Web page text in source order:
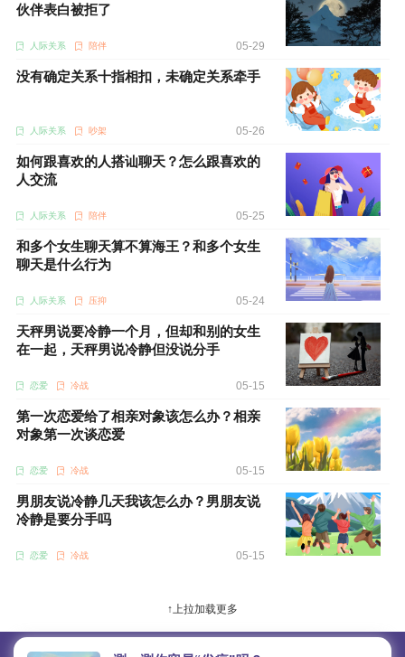
伙伴表白被拒了
人际关系 陪伴 05-29
没有确定关系十指相扣，未确定关系牵手
人际关系 吵架 05-26
如何跟喜欢的人搭讪聊天？怎么跟喜欢的
人交流
人际关系 陪伴 05-25
和多个女生聊天算不算海王？和多个女生
聊天是什么行为
人际关系 压抑 05-24
天秤男说要冷静一个月，但却和别的女生
在一起，天秤男说冷静但没说分手
恋爱 冷战 05-15
第一次恋爱给了相亲对象该怎么办？相亲
对象第一次谈恋爱
恋爱 冷战 05-15
男朋友说冷静几天我该怎么办？男朋友说
冷静是要分手吗
恋爱 冷战 05-15
↑上拉加载更多